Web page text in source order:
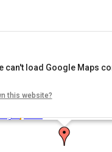
3910 (y calle 91). S3560GXB
can't load Google Maps
this website?